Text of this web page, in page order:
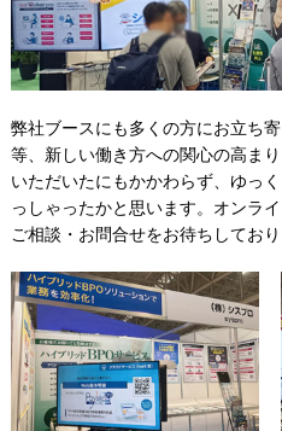
弊社ブースにも多くの方にお立ち
等、新しい働き方への関心の高ま
いただいたにもかかわらず、ゆっ
っしゃったかと思います。オンラ
ご相談・お問合せをお待ちしており